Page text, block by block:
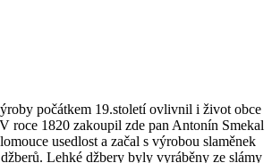
počátkem 19.století ovlivnil i život obce
roce 1820 zakoupil zde pan Antonín Smekal
usedlost a začal s výrobou slaměnek
Lehké džbery byly vyráběny ze slámy